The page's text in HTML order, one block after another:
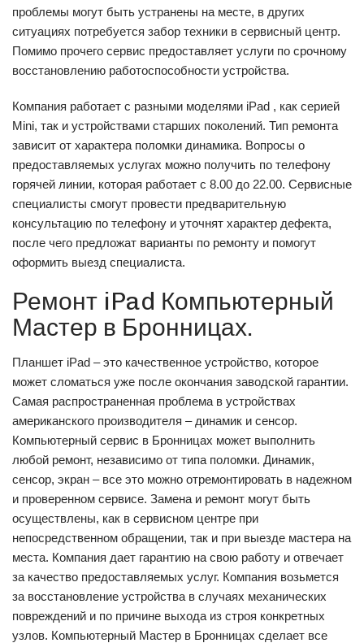
проблемы могут быть устранены на месте, в других
ситуациях потребуется забор техники в сервисный центр.
Помимо прочего сервис предоставляет услуги по срочному
восстановлению работоспособности устройства.
Компания работает с разными моделями iPad , как серией
Mini, так и устройствами старших поколений. Тип ремонта
зависит от характера поломки динамика. Вопросы о
предоставляемых услугах можно получить по телефону
горячей линии, которая работает с 8.00 до 22.00. Сервисные
специалисты смогут провести предварительную
консультацию по телефону и уточнят характер дефекта,
после чего предложат варианты по ремонту и помогут
оформить выезд специалиста.
Ремонт iPad Компьютерный
Мастер в Бронницах.
Планшет iPad – это качественное устройство, которое
может сломаться уже после окончания заводской гарантии.
Самая распространенная проблема в устройствах
американского производителя – динамик и сенсор.
Компьютерный сервис в Бронницах может выполнить
любой ремонт, независимо от типа поломки. Динамик,
сенсор, экран – все это можно отремонтировать в надежном
и проверенном сервисе. Замена и ремонт могут быть
осуществлены, как в сервисном центре при
непосредственном обращении, так и при выезде мастера на
места. Компания дает гарантию на свою работу и отвечает
за качество предоставляемых услуг. Компания возьмется
за восстановление устройства в случаях механических
повреждений и по причине выхода из строя конкретных
узлов. Компьютерный Мастер в Бронницах сделает все